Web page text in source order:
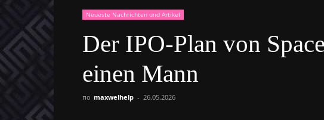
Neueste Nachrichten und Artikel
Der IPO-Plan von
einen Mann
по maxwelhelp - 26.05.2026